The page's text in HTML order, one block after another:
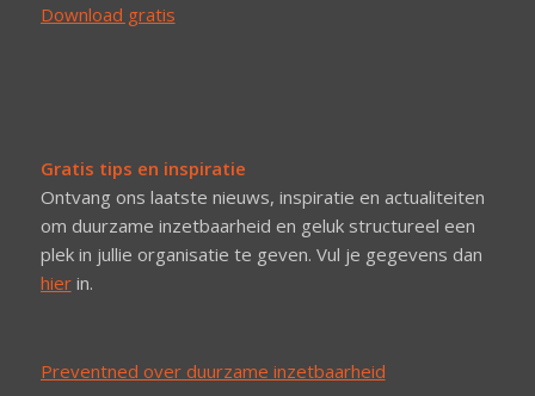
Download gratis
Gratis tips en inspiratie
Ontvang ons laatste nieuws, inspiratie en actualiteiten
om duurzame inzetbaarheid en geluk structureel een
plek in jullie organisatie te geven. Vul je gegevens dan
hierin.
Preventned over duurzame inzetbaarheid